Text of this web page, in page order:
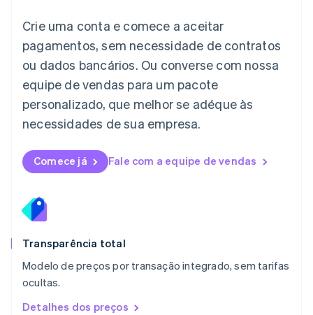
Crie uma conta e comece a aceitar
pagamentos, sem necessidade de contratos
ou dados bancários. Ou converse com nossa
equipe de vendas para um pacote
personalizado, que melhor se adéque às
necessidades de sua empresa.
Comece já Fale com a equipe de vendas
Transparência total
Modelo de preços por transação integrado, sem tarifas
ocultas.
Detalhes dos preços
Liechtenstein
DeutschEnglish
Lituânia
English
Luxemburgo
FrançaisDeutsch English
English简体中文
English
México
Noruega
English
English
NederlandsEnglish
Polônia
English